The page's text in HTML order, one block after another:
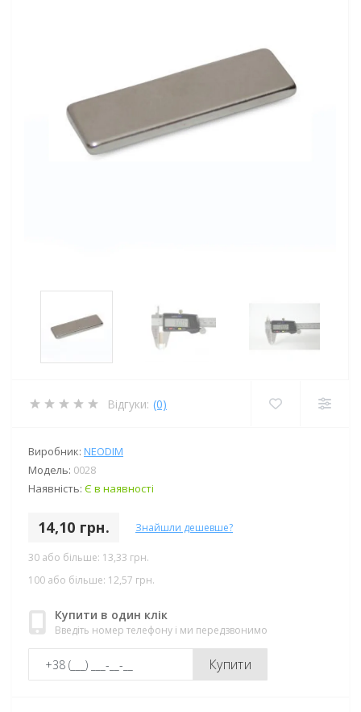
Відгуки: (0)
Виробник: NEODIM
Модель: 0028
Наявність: Є в наявності
14,10 грн. Знайшли дешевше?
30 або більше: 13,33 грн.
100 або більше: 12,57 грн.
Купити в один клік
Введіть номер телефону і ми передзвонимо
Купити